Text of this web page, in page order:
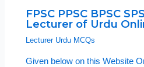
FPSC PPSC BPSC
Lecturer of Urdu
Lecturer Urdu MCQs
Given below on this Website